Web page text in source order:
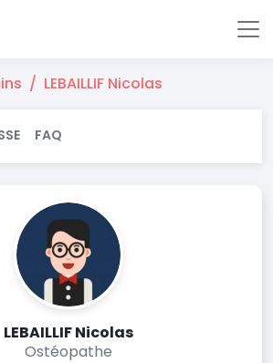
LEBAILLIF Nicolas
FAQ
LEBAILLIF Nicolas
Ostéopathe